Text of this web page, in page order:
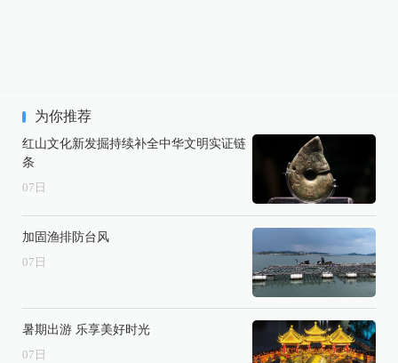
为你推荐
红山文化新发掘持续补全中华文明实证链
条
07 日
加固渔排防台风
07 日
暑期出游 乐享美好时光
07 日